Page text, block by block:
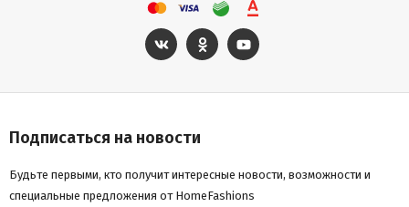
Подписаться на новости
Будьте первыми, кто получит интересные новости, возможности и
специальные предложения от HomeFashions